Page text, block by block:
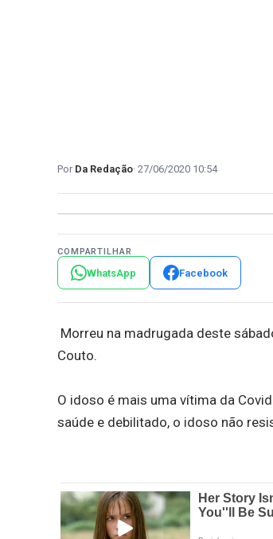
Da Redação 27/06/2020 10:54
COMPARTILHAR
WhatsApp Facebook
Morreu na madrugada deste
Couto.
O idoso é mais uma vítima da
saúde e debilitado, o idoso não